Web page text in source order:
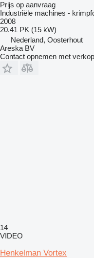
Prijs op aanvraag
Industriële machines -
2008
20.41 PK (15 kW)
Nederland, Oosterhout
Areska BV
Contact opnemen met
14
VIDEO
Henkelman Vortex